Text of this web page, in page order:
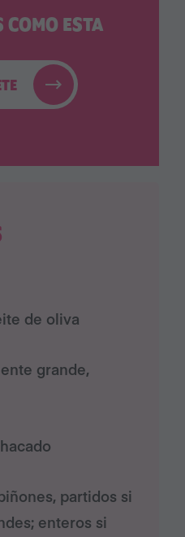
COMO ESTA
de oliva
grande,
partidos si
enteros si